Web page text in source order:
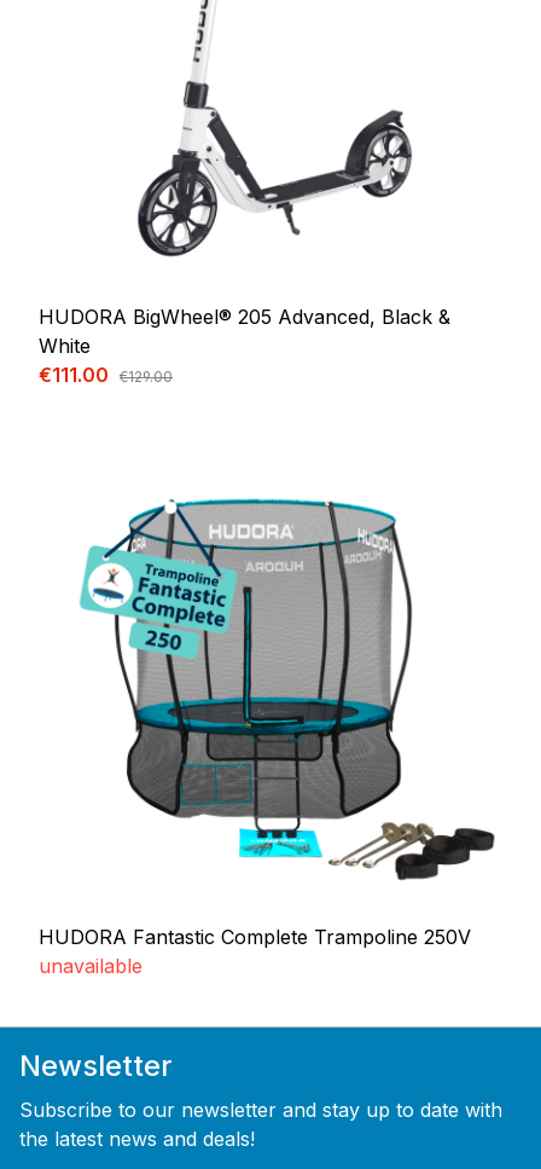
HUDORA BigWheel® 205 Advanced, Black &
White
Sale price:
€111.00 Regular price:
€129.00
HUDORA Fantastic Complete Trampoline 250V
unavailable
Newsletter
Subscribe to our newsletter and stay up to date with
the latest news and deals!